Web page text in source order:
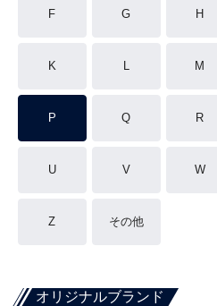
F G H
K L M
P Q R
U V W
Z その他
オリジナルブランド